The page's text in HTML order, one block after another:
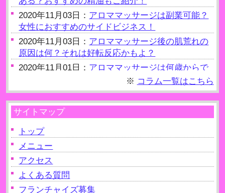
2020年11月03日： アロママッサージは副業可能？
女性におすすめのサイドビジネス！
2020年11月03日： アロママッサージ後の肌荒れの
原因は何？それは好転反応かもよ？
2020年11月01日： アロママッサージは何歳からで
2020年11月01日：アロママッサージ後の水分補給
の重要性！老廃物を出す！
2020年10月09日：アロママッサージは自律神経を
整えるのに有効？
2020年10月09日：
婦）NGって本当？
2020年10月09日：
受けられるの？注意点を解説！
※ コラム一覧はこちら
サイトマップ
トップ
メニュー
アクセス
よくある質問
フランチャイズ募集